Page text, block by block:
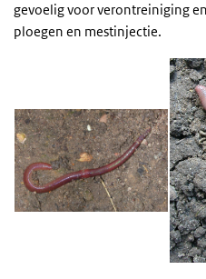
gevoelig voor verontreiniging
ploegen en mestinjectie.